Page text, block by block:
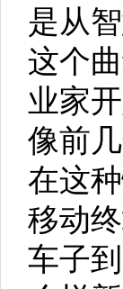
是从
这个
业家
像前
在这
移动
车子